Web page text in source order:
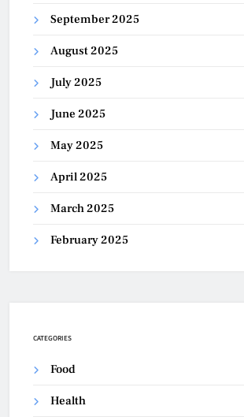
September 2025
August 2025
July 2025
June 2025
May 2025
April 2025
March 2025
February 2025
CATEGORIES
Food
Health